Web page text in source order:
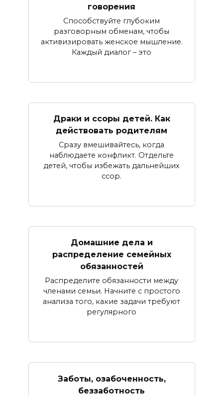
говорения
Способствуйте глубоким
разговорным обменам, чтобы
активизировать женское мышление.
Каждый диалог – это
Драки и ссоры детей. Как
действовать родителям
Сразу вмешивайтесь, когда
наблюдаете конфликт. Отдельте
детей, чтобы избежать дальнейших
ссор.
Домашние дела и
распределение семейных
обязанностей
Распределите обязанности между
членами семьи. Начните с простого
анализа того, какие задачи требуют
регулярного
Заботы, озабоченность,
беззаботность